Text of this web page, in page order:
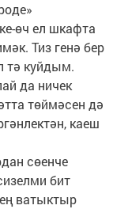
өч ел шкафта
Тиз генә бер
тә куйдым.
да ничек
төймәсен дә
каеш
сөенче
бит
ватыктыр